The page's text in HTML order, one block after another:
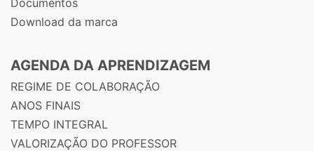
Download da marca
AGENDA DA APRENDIZAGEM
REGIME DE COLABORAÇÃO
ANOS FINAIS
TEMPO INTEGRAL
VALORIZAÇÃO DO PROFESSOR